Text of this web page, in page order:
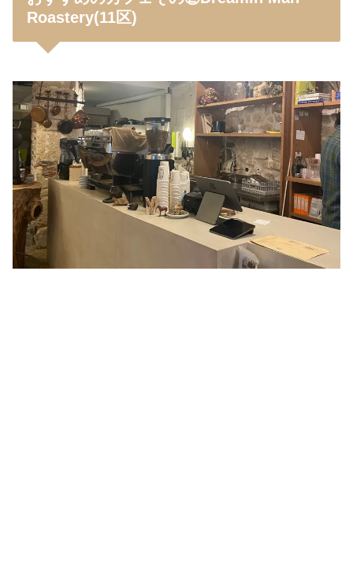
Roastery(11区)